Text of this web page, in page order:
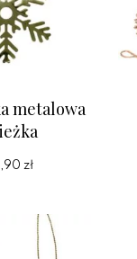
metalowa
zł